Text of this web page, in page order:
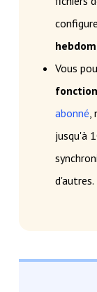
Vous
abonné
jusqu'à
d'autres.